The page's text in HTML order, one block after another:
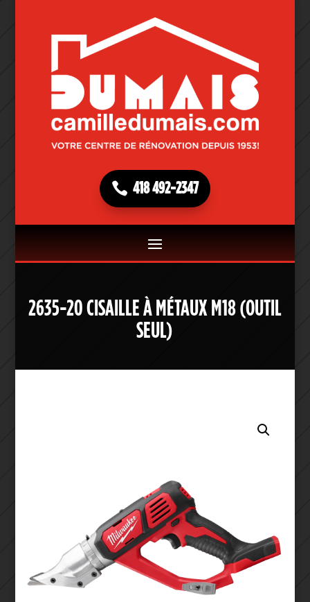
418 492-2347
2635-20 CISAILLE À MÉTAUX M18 (OUTIL
SEUL)